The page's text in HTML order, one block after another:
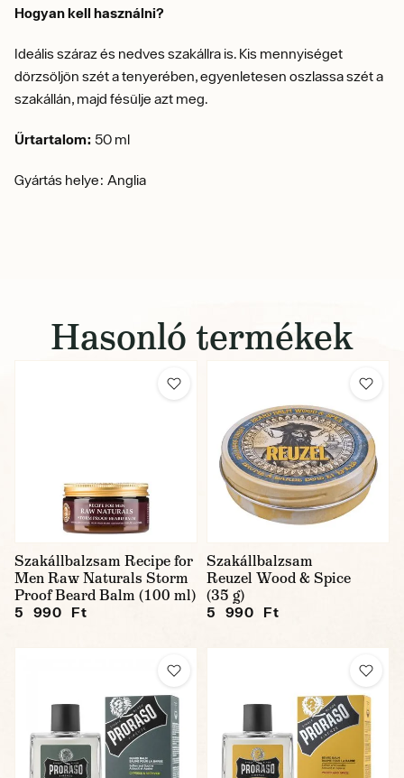
Hogyan kell használni?
Ideális száraz és nedves szakállra is. Kis mennyiséget
dörzsöljön szét a tenyerében, egyenletesen oszlassa szét a
szakállán, majd fésülje azt meg.
Űrtartalom: 50 ml
Gyártás helye: Anglia
Hasonló termékek
Szakállbalzsam Recipe for
Men Raw Naturals Storm
Proof Beard Balm (100 ml)
5 990 Ft
Szakállbalzsam
Reuzel Wood & Spice
(35 g)
5 990 Ft